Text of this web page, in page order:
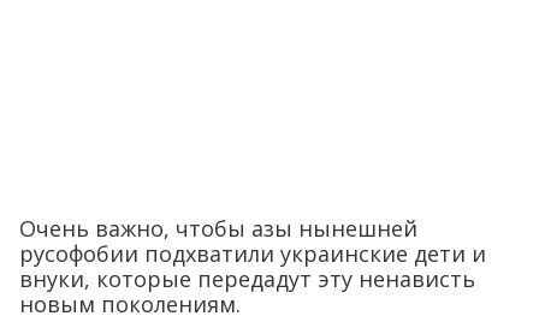
Очень важно, чтобы азы нынешней
русофобии подхватили украинские дети и
внуки, которые передадут эту ненависть
новым поколениям.